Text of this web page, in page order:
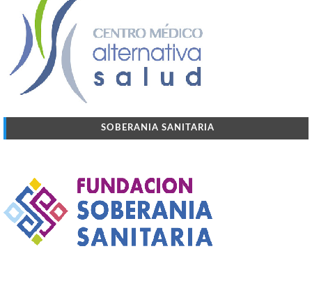
SOBERANIA SANITARIA